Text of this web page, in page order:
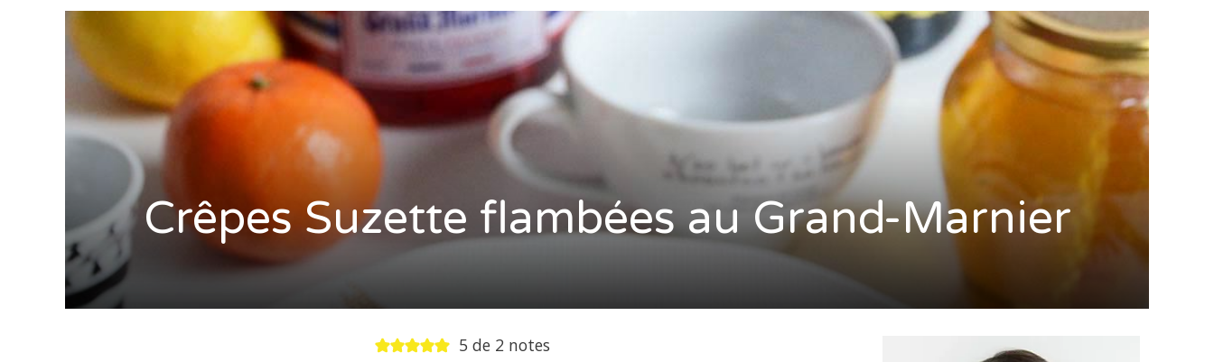
Crêpes Suzette flambées au Grand-Marnier
5 de 2 notes